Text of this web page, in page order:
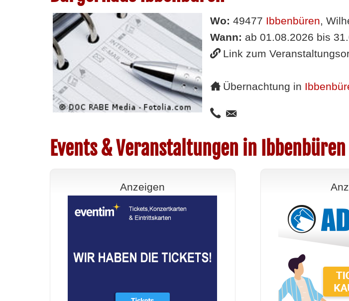
Wo: 49477 Ibbenbüren,
Wann: ab 01.08.2026 bis
Link zum
Übernachtung in
Events & Veranstaltungen in Ibbenbüren
Anzeigen